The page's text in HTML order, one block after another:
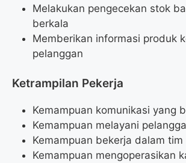
Melakukan pengecekan stok
berkala
Memberikan informasi produk
pelanggan
Ketrampilan Pekerja
Kemampuan komunikasi yang
Kemampuan melayani
Kemampuan bekerja dalam tim
Kemampuan mengoperasikan